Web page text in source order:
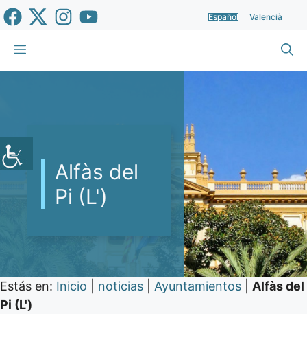
Saltar
al
contenido
Español Valencià
Menú
Alfàs del
Pi (L')
Estás en: Inicio noticias Ayuntamientos
Alfàs del
Pi (L')